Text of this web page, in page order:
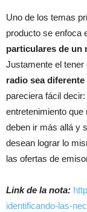
Uno de los temas
producto se enfoca
particulares de un
Justamente el tener
radio sea
pareciera fácil
entretenimiento que
deben ir más allá y
desean lograr lo
las ofertas de
Link de la nota:
identificando-las-